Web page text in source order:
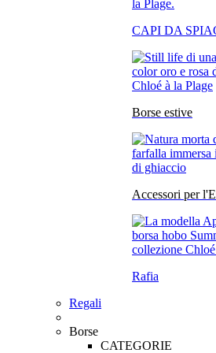
CAPI DA
Borse estive
Accessori per
Rafia
Regali
Borse
CATEGORIE